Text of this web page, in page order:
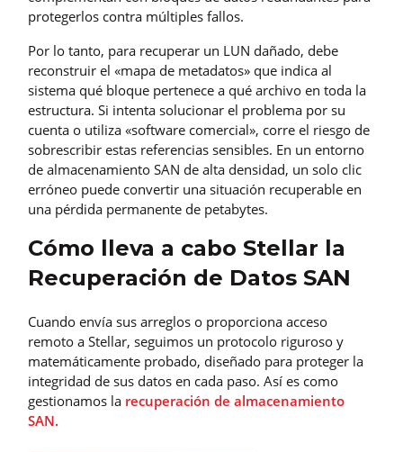
protegerlos contra múltiples fallos.
Por lo tanto, para recuperar un LUN dañado, debe
reconstruir el «mapa de metadatos» que indica al
sistema qué bloque pertenece a qué archivo en toda la
estructura. Si intenta solucionar el problema por su
cuenta o utiliza «software comercial», corre el riesgo de
sobrescribir estas referencias sensibles. En un entorno
de almacenamiento SAN de alta densidad, un solo clic
erróneo puede convertir una situación recuperable en
una pérdida permanente de petabytes.
Cómo lleva a cabo Stellar la
Recuperación de Datos SAN
Cuando envía sus arreglos o proporciona acceso
remoto a Stellar, seguimos un protocolo riguroso y
matemáticamente probado, diseñado para proteger la
integridad de sus datos en cada paso. Así es como
gestionamos la recuperación de almacenamiento
SAN.